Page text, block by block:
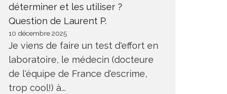
REPRISE ENTRAINEMENT APRÈS
déterminer et les utiliser ?
Question de Laurent P.
10 décembre 2025
Je viens de faire un test d'effort en
laboratoire, le médecin (docteure
de l'équipe de France d'escrime,
trop cool!) à...